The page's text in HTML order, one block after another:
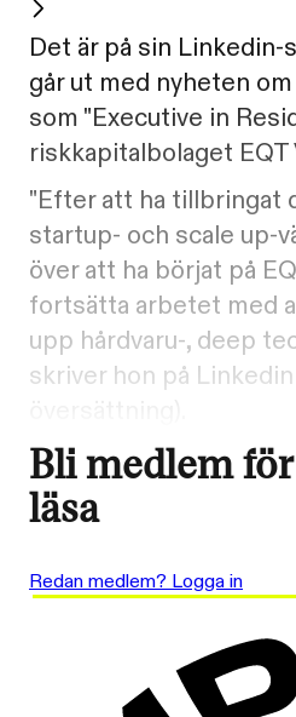
Det är på sin Linkedin-
går ut med nyheten
som "Executive in
riskkapitalbolaget EQT
"Efter att ha tillbringat
startup- och scale up-
över att ha börjat på
fortsätta arbetet med
upp hårdvaru-, deep
skriver hon på
Bli medlem
läsa
Redan medlem? Logga in